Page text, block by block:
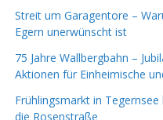
Streit um Garagentore –
Egern unerwünscht ist
75 Jahre Wallbergbahn –
Aktionen für Einheimische
Frühlingsmarkt in
die Rosenstraße